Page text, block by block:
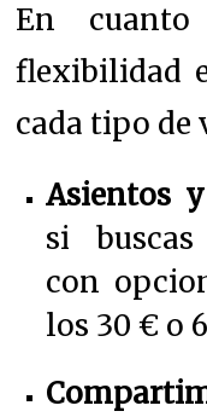
En
flexibilidad
cada tipo de
Asientos
si
con
los 30 € o